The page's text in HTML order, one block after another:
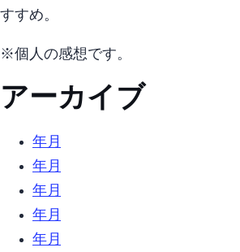
すすめ。
※個人の感想です。
アーカイブ
2025年10月 (2)
2022年4月 (5)
2022年3月 (3)
2022年2月 (3)
2021年12月 (2)